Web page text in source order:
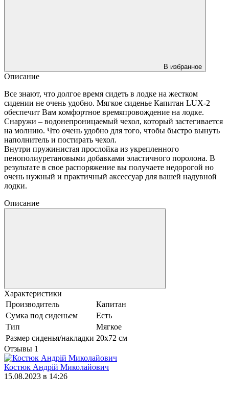
В избранное
Описание
Все знают, что долгое время сидеть в лодке на жестком
сидении не очень удобно. Мягкое сиденье Капитан LUX-2
обеспечит Вам комфортное времяпровождение на лодке.
Снаружи – водонепроницаемый чехол, который застегивается
на молнию. Что очень удобно для того, чтобы быстро вынуть
наполнитель и постирать чехол.
Внутри пружинистая прослойка из укрепленного
пенополиуретановыми добавками эластичного поролона. В
результате в свое распоряжение вы получаете недорогой но
очень нужный и практичный аксессуар для вашей надувной
лодки.
Описание
Характеристики
Производитель
Капитан
Сумка под сиденьем
Есть
Тип
Мягкое
Размер сиденья/накладки 20х72 см
Отзывы 1
Костюк Андрій Миколайович
15.08.2023 в 14:26